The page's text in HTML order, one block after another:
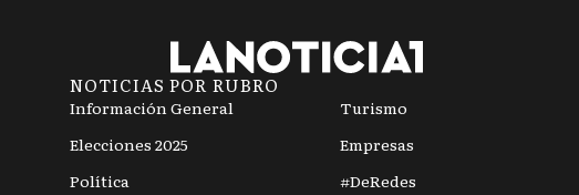
NOTICIAS POR RUBRO
Información General
Elecciones 2025
Política
Turismo
Empresas
#DeRedes